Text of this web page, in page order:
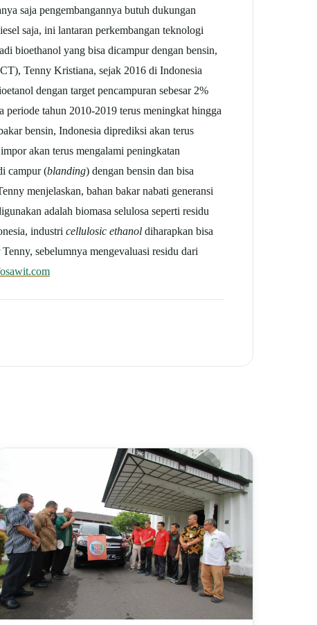
saja pengembangannya butuh dukungan
saja, ini lantaran perkembangan teknologi
bioethanol yang bisa dicampur dengan bensin,
Tenny Kristiana, sejak 2016 di Indonesia
dengan target pencampuran sebesar 2%
tahun 2010-2019 terus meningkat hingga
bensin, Indonesia diprediksi akan terus
akan terus mengalami peningkatan
campur (blanding) dengan bensin dan bisa
menjelaskan, bahan bakar nabati generansi
adalah biomasa selulosa seperti residu
industri cellulosic ethanol diharapkan bisa
sebelumnya mengevaluasi residu dari